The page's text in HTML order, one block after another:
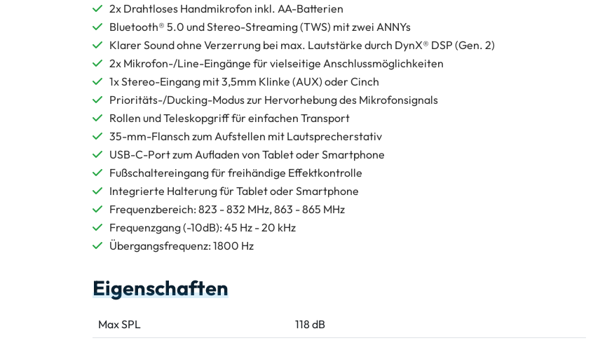
2x Drahtloses Handmikrofon inkl. AA-Batterien
Bluetooth® 5.0 und Stereo-Streaming (TWS) mit zwei ANNYs
Klarer Sound ohne Verzerrung bei max. Lautstärke durch DynX® DSP (Gen. 2)
2x Mikrofon-/Line-Eingänge für vielseitige Anschlussmöglichkeiten
1x Stereo-Eingang mit 3,5mm Klinke (AUX) oder Cinch
Prioritäts-/Ducking-Modus zur Hervorhebung des Mikrofonsignals
Rollen und Teleskopgriff für einfachen Transport
35-mm-Flansch zum Aufstellen mit Lautsprecherstativ
USB-C-Port zum Aufladen von Tablet oder Smartphone
Fußschaltereingang für freihändige Effektkontrolle
Integrierte Halterung für Tablet oder Smartphone
Frequenzbereich: 823 - 832 MHz, 863 - 865 MHz
Frequenzgang (-10dB): 45 Hz - 20 kHz
Übergangsfrequenz: 1800 Hz
Eigenschaften
Max SPL
118 dB